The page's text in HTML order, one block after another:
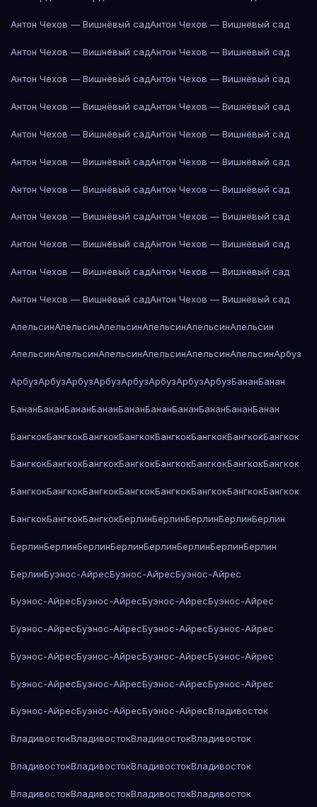
Антон Чехов — Вишнёвый садАнтон Чехов — Вишнёвый сад
Антон Чехов — Вишнёвый садАнтон Чехов — Вишнёвый сад
Антон Чехов — Вишнёвый садАнтон Чехов — Вишнёвый сад
Антон Чехов — Вишнёвый садАнтон Чехов — Вишнёвый сад
Антон Чехов — Вишнёвый садАнтон Чехов — Вишнёвый сад
Антон Чехов — Вишнёвый садАнтон Чехов — Вишнёвый сад
Антон Чехов — Вишнёвый садАнтон Чехов — Вишнёвый сад
Антон Чехов — Вишнёвый садАнтон Чехов — Вишнёвый сад
Антон Чехов — Вишнёвый садАнтон Чехов — Вишнёвый сад
Антон Чехов — Вишнёвый садАнтон Чехов — Вишнёвый сад
Антон Чехов — Вишнёвый садАнтон Чехов — Вишнёвый сад
АпельсинАпельсинАпельсинАпельсинАпельсинАпельсин
АпельсинАпельсинАпельсинАпельсинАпельсинАпельсинАрбуз
АрбузАрбузАрбузАрбузАрбузАрбузАрбузАрбузБананБанан
БананБананБананБананБананБананБананБананБананБанан
БангкокБангкокБангкокБангкокБангкокБангкокБангкокБангкок
БангкокБангкокБангкокБангкокБангкокБангкокБангкокБангкок
БангкокБангкокБангкокБангкокБангкокБангкокБангкокБангкок
БангкокБангкокБангкокБерлинБерлинБерлинБерлинБерлин
БерлинБерлинБерлинБерлинБерлинБерлинБерлинБерлин
БерлинБуэнос-АйресБуэнос-АйресБуэнос-Айрес
Буэнос-АйресБуэнос-АйресБуэнос-АйресБуэнос-Айрес
Буэнос-АйресБуэнос-АйресБуэнос-АйресБуэнос-Айрес
Буэнос-АйресБуэнос-АйресБуэнос-АйресБуэнос-Айрес
Буэнос-АйресБуэнос-АйресБуэнос-АйресБуэнос-Айрес
Буэнос-АйресБуэнос-АйресБуэнос-АйресВладивосток
ВладивостокВладивостокВладивостокВладивосток
ВладивостокВладивостокВладивостокВладивосток
ВладивостокВладивостокВладивостокВладивосток